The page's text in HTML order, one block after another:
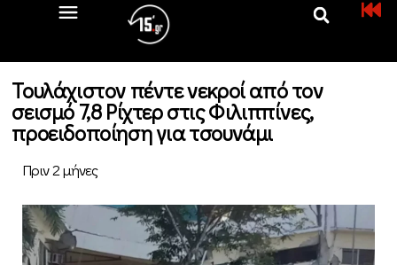
Τουλάχιστον πέντε νεκροί από τον
σεισμό 7,8 Ρίχτερ στις Φιλιππίνες,
προειδοποίηση για τσουνάμι
Πριν 2 μήνες